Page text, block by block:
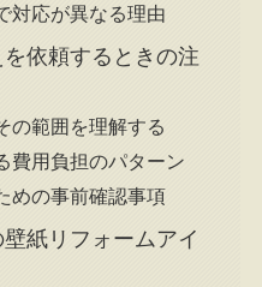
対応が異なる理由
依頼するときの注
の範囲を理解する
費用負担のパターン
めの事前確認事項
紙リフォームアイ